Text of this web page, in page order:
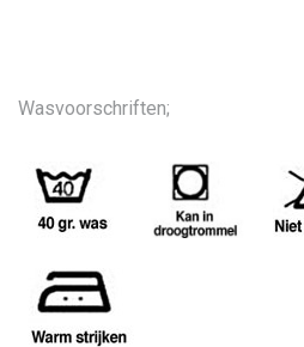
Wasvoorschriften;